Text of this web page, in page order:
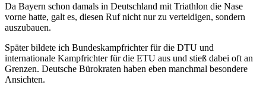
Da Bayern schon damals in Deutschland mit Triathlon die Nase
vorne hatte, galt es, diesen Ruf nicht nur zu verteidigen, sondern
auszubauen.
Später bildete ich Bundeskampfrichter für die DTU und
internationale Kampfrichter für die ETU aus und stieß dabei oft an
Grenzen. Deutsche Bürokraten haben eben manchmal besondere
Ansichten.